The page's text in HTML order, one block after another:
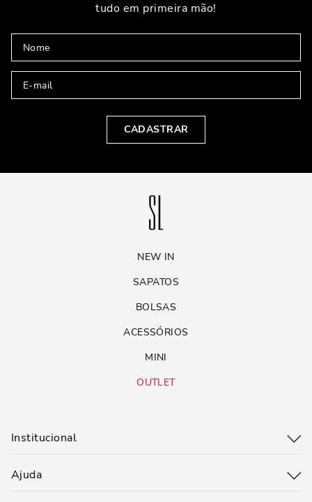
tudo em primeira mão!
CADASTRAR
NEW IN
SAPATOS
BOLSAS
ACESSÓRIOS
MINI
OUTLET
Institucional
Ajuda